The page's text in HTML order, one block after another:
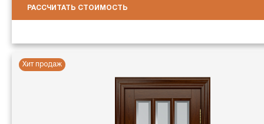
РАССЧИТАТЬ СТОИМОСТЬ
Хит продаж